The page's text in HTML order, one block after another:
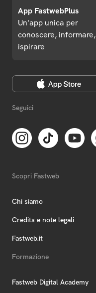
App FastwebPlus
Un'app unica per
conoscere, informare,
ispirare
Seguici
Scopri Fastweb
Chi siamo
Credits e note legali
Fastweb.it
Formazione
Fastweb Digital Academy